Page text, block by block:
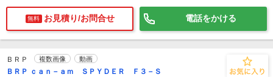
無料 お見積り/お問合せ 電話をかける
ＢＲＰ 複数画像 動画
ＢＲＰ ｃａｎ－ａｍ ＳＰＹＤＥＲ Ｆ３－Ｓ